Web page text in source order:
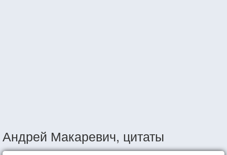
Андрей Макаревич, цитаты